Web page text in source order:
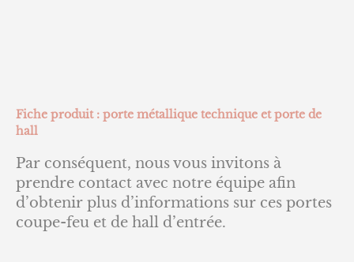
Fiche produit : porte métallique technique et porte de
hall
Par conséquent, nous vous invitons à
prendre contact avec notre équipe afin
d’obtenir plus d’informations sur ces portes
coupe-feu et de hall d’entrée.